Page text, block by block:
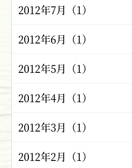
2012年7月（1）
2012年6月（1）
2012年5月（1）
2012年4月（1）
2012年3月（1）
2012年2月（1）